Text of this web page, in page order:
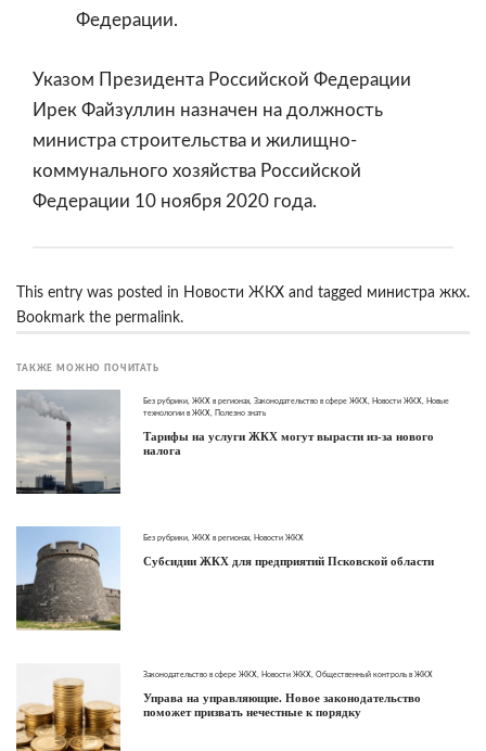
Федерации.
Указом Президента Российской Федерации
Ирек Файзуллин назначен на должность
министра строительства и жилищно-
коммунального хозяйства Российской
Федерации 10 ноября 2020 года.
This entry was posted in Новости ЖКХ and tagged министра жкх.
Bookmark the permalink.
ТАКЖЕ МОЖНО ПОЧИТАТЬ
Без рубрики ЖКХ в регионах Законодательство в сфере ЖКХ Новости ЖКХ
Новые
технологии в ЖКХ
Полезно знать
Тарифы на услуги ЖКХ могут вырасти из-за нового
налога
Без рубрики ЖКХ в регионах Новости ЖКХ
Субсидии ЖКХ для предприятий Псковской области
Законодательство в сфере ЖКХ Новости ЖКХ Общественный контроль в ЖКХ
Управа на управляющие. Новое законодательство
поможет призвать нечестные к порядку